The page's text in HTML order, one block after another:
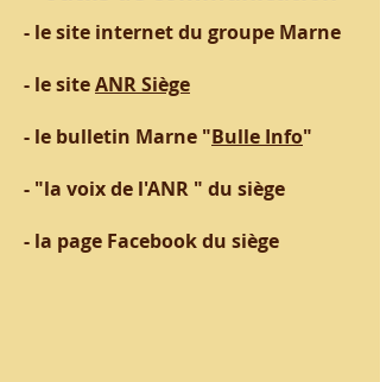
- le site internet du groupe Marne
- le siteANR Siège
- le bulletin Marne "Bulle Info"
- "la voix de l'ANR " du siège
- la page Facebook du siège